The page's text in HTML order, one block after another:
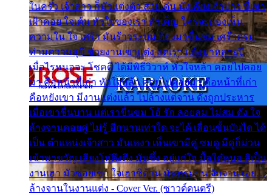
ในครัว เจ้าสาว ก็มัวแต่งตัว สวยเด่น นั่งเคียงเจ้าบ่าว ที่เขา
เฝ้าคอย ใจเต้น หัวใจของเรา ลำเค็ญ ใครจะมองเห็น
ความใน ใจ เศร้า มันร้าวระบม ต้องมาขื่นขม เศร้าตรม
ท่ามความสุขี ช่วยงานเขาแต่ง แต่เรา แล้งมาหลายปี
เมื่อไรหนอจะ โชคดี ได้มีพิธีวิวาห์ หัวใจหล้า คอยไปคอย
มา คือหน้าที่เก่า หัวใจหล้า คอยไปคอยมา คือหน้าที่เก่า
คือหยังเขา มีงานแต่งแล้ว ไปล้างแต่จาน ดั่งถูกประหาร
เมื่อเขาชื่นบาน แต่เราขื่นขม โอ้ รัก ลอยลม ไม่สม ดัง ใจ
ล้างจานคอยคู่ ไม่รู้ อีกนานเท่าใด จะได้ เลื่อนขั้นบันได ได้
เป็น ตำแหน่งเจ้าสาว มันเหงา เห็นเขามีคู่ ซมดู มีคู่ก็ม่วน
เข้าพาขวัญ เสียงโห่ตึงตึง มันซึ้ง อยู่แก่ใจ มื้อใด๋หนอ สิเป็น
งานเฮา มัวซอยเขา ใจเฮาซิด้าน มันทรมาน จับจาน เอย…
ล้างจานในงานแต่ง - Cover Ver. (ซาวด์ดนตรี)